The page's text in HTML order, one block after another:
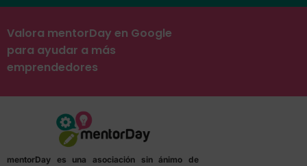
Valora mentorDay en Google
para ayudar a más
emprendedores
mentorDay es una asociación sin ánimo de